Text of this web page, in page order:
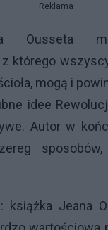
Reklama
Ousseta
którego
mogą i
idee
Autor w
książka Jeana